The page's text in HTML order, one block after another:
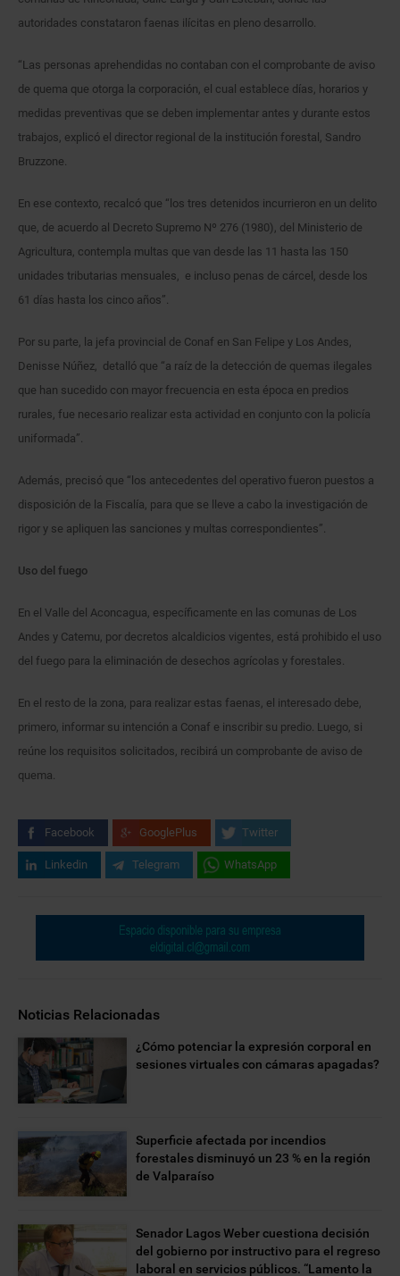
autoridades constataron faenas ilícitas en pleno desarrollo.
“Las personas aprehendidas no contaban con el comprobante de aviso
de quema que otorga la corporación, el cual establece días, horarios y
medidas preventivas que se deben implementar antes y durante estos
trabajos, explicó el director regional de la institución forestal, Sandro
Bruzzone.
En ese contexto, recalcó que “los tres detenidos incurrieron en un delito
que, de acuerdo al Decreto Supremo Nº 276 (1980), del Ministerio de
Agricultura, contempla multas que van desde las 11 hasta las 150
unidades tributarias mensuales, e incluso penas de cárcel, desde los
61 días hasta los cinco años”.
Por su parte, la jefa provincial de Conaf en San Felipe y Los Andes,
Denisse Núñez, detalló que “a raíz de la detección de quemas ilegales
que han sucedido con mayor frecuencia en esta época en predios
rurales, fue necesario realizar esta actividad en conjunto con la policía
uniformada”.
Además, precisó que “los antecedentes del operativo fueron puestos a
disposición de la Fiscalía, para que se lleve a cabo la investigación de
rigor y se apliquen las sanciones y multas correspondientes”.
Uso del fuego
En el Valle del Aconcagua, específicamente en las comunas de Los
Andes y Catemu, por decretos alcaldicios vigentes, está prohibido el uso
del fuego para la eliminación de desechos agrícolas y forestales.
En el resto de la zona, para realizar estas faenas, el interesado debe,
primero, informar su intención a Conaf e inscribir su predio. Luego, si
reúne los requisitos solicitados, recibirá un comprobante de aviso de
quema.
Facebook GooglePlus Twitter
Linkedin Telegram WhatsApp
Noticias Relacionadas
¿Cómo potenciar la expresión corporal en
sesiones virtuales con cámaras apagadas?
Superficie afectada por incendios
forestales disminuyó un 23 % en la región
de Valparaíso
Senador Lagos Weber cuestiona decisión
del gobierno por instructivo para el regreso
laboral en servicios públicos. “Lamento la